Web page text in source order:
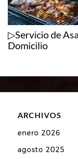
▷Servicio de
Domicilio
ARCHIVOS
enero 2026
agosto 2025